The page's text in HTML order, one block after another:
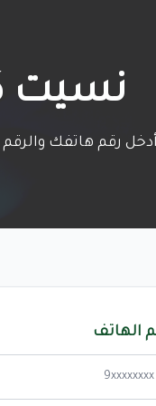
نسيت
رقم هاتفك
الهاتف